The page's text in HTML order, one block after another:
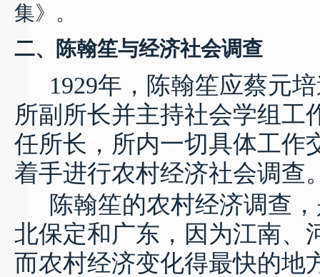
集》。
二、陈翰笙与经济社会调查
1929年，陈翰笙应蔡元
所副所长并主持社会学组工
任所长，所内一切具体工作
着手进行农村经济社会调查
陈翰笙的农村经济调查
北保定和广东，因为江南、
而农村经济变化得最快的地